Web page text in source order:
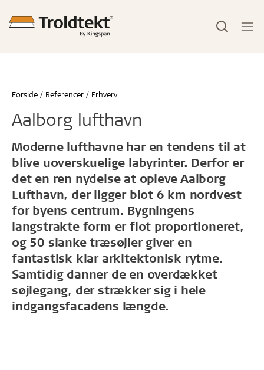
Forside Referencer Erhverv
Aalborg lufthavn
Moderne lufthavne har en tendens til at
blive uoverskuelige labyrinter. Derfor er
det en ren nydelse at opleve Aalborg
Lufthavn, der ligger blot 6 km nordvest
for byens centrum. Bygningens
langstrakte form er flot proportioneret,
og 50 slanke træsøjler giver en
fantastisk klar arkitektonisk rytme.
Samtidig danner de en overdækket
søjlegang, der strækker sig i hele
indgangsfacadens længde.